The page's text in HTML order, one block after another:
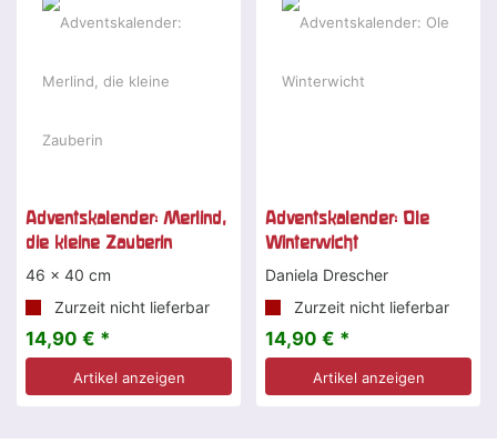
Adventskalender: Merlind,
die kleine Zauberin
46 x 40 cm
Zurzeit nicht lieferbar
14,90 € *
Artikel anzeigen
Adventskalender: Ole
Winterwicht
Daniela Drescher
Zurzeit nicht lieferbar
14,90 € *
Artikel anzeigen